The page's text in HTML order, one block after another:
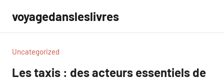
contenu
voyagedansleslivres
Uncategorized
Les taxis : des acteurs essentiels de